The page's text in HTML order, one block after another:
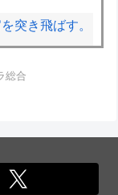
突き飛ばす。
じゃあサーモ
総合